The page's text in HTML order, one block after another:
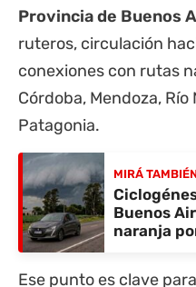
Provincia de Buenos
ruteros, circulación
conexiones con rutas
Córdoba, Mendoza,
Patagonia.
MIRÁ
Buenos
naranja
Ese punto es clave